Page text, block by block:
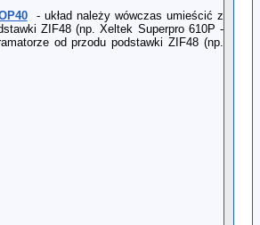
- układ należy wówczas umieścić z
ZIF48 (np. Xeltek Superpro 610P -
od przodu podstawki ZIF48 (np.